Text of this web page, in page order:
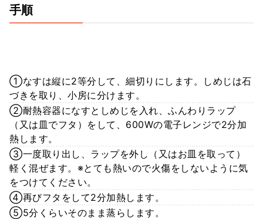
手順
①なすは縦に2等分して、細切りにします。しめじは石
づきを取り、小房に分けます。
②耐熱容器になすとしめじを入れ、ふんわりラップ
（又は皿でフタ）をして、600Wの電子レンジで2分加
熱します。
③一度取り出し、ラップを外し（又はお皿を取って）
軽く混ぜます。※とても熱いので火傷をしないように気
をつけてください。
④再びフタをして2分加熱します。
⑤5分くらいそのまま蒸らします。